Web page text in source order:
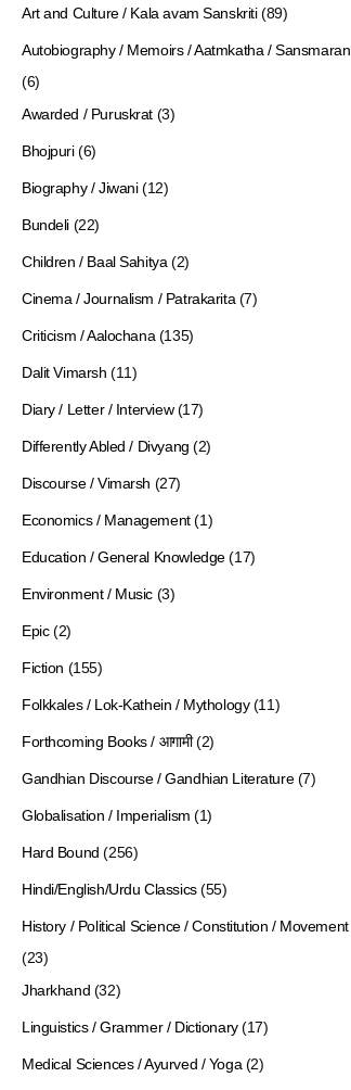
Art and Culture / Kala avam Sanskriti (89)
Autobiography / Memoirs / Aatmkatha / Sansmaran
(6)
Awarded / Puruskrat (3)
Bhojpuri (6)
Biography / Jiwani (12)
Bundeli (22)
Children / Baal Sahitya (2)
Cinema / Journalism / Patrakarita (7)
Criticism / Aalochana (135)
Dalit Vimarsh (11)
Diary / Letter / Interview (17)
Differently Abled / Divyang (2)
Discourse / Vimarsh (27)
Economics / Management (1)
Education / General Knowledge (17)
Environment / Music (3)
Epic (2)
Fiction (155)
Folkkales / Lok-Kathein / Mythology (11)
Forthcoming Books / आगामी (2)
Gandhian Discourse / Gandhian Literature (7)
Globalisation / Imperialism (1)
Hard Bound (256)
Hindi/English/Urdu Classics (55)
History / Political Science / Constitution / Movement
(23)
Jharkhand (32)
Linguistics / Grammer / Dictionary (17)
Medical Sciences / Ayurved / Yoga (2)